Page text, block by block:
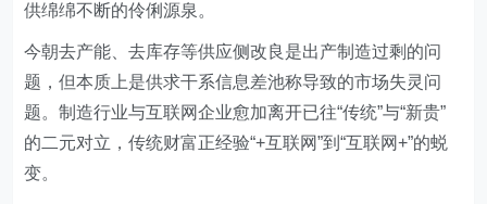
供绵绵不断的伶俐源泉。
今朝去产能、去库存等供应侧改良是出产制造过剩的问
题，但本质上是供求干系信息差池称导致的市场失灵问
题。制造行业与互联网企业愈加离开已往“传统”与“新贵”
的二元对立，传统财富正经验“+互联网”到“互联网+”的蜕
变。